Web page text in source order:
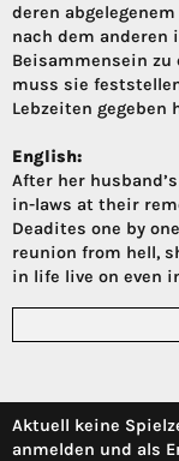
deren
nach dem anderen
Beisammensein
muss sie
Lebzeiten gegeben
English:
After her
in-laws at their
Deadites one by
reunion from hell,
in life live on even
Aktuell keine
anmelden und als